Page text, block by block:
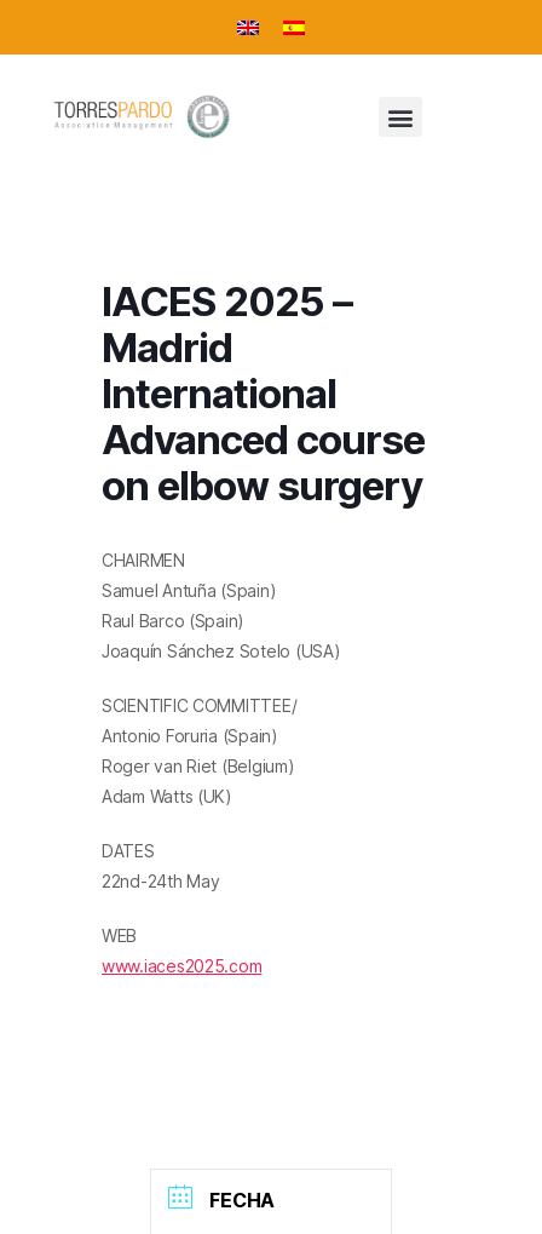
IACES 2025 –
Madrid
International
Advanced course
on elbow surgery
CHAIRMEN
Samuel Antuña (Spain)
Raul Barco (Spain)
Joaquín Sánchez Sotelo (USA)
SCIENTIFIC COMMITTEE/
Antonio Foruria (Spain)
Roger van Riet (Belgium)
Adam Watts (UK)
DATES
22nd-24th May
WEB
www.iaces2025.com
FECHA